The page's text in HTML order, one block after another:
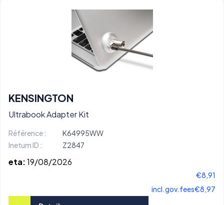
KENSINGTON
Ultrabook Adapter Kit
Référence :
K64995WW
Inetum ID :
Z2847
eta:19/08/2026
€8,91
incl.gov.fees€8,97